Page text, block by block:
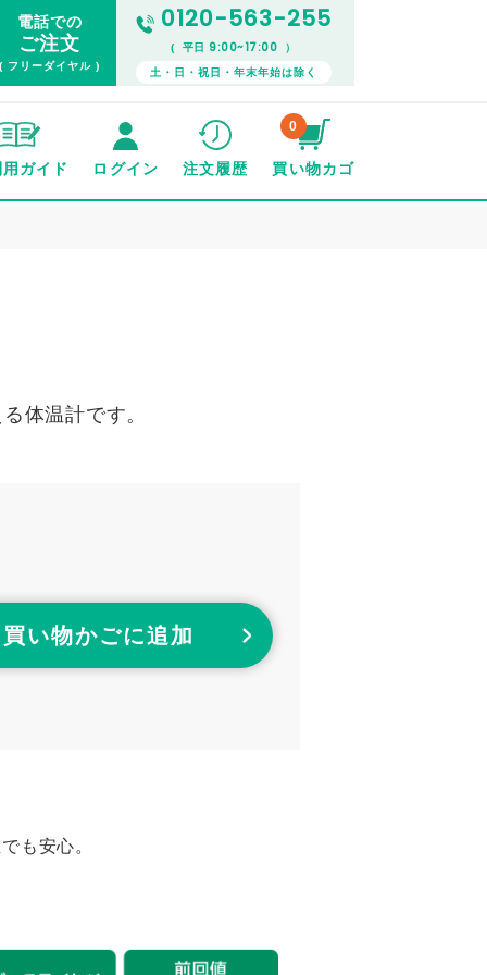
電話での
ご注文
( フリーダイヤル )
0120-563-255
( 平日9:00~17:00 ）
土・日・祝日・年末年始は除く
ガイド ログイン 注文履歴
0
買い物カゴ
体温計です。
買い物かごに追加
も安心。